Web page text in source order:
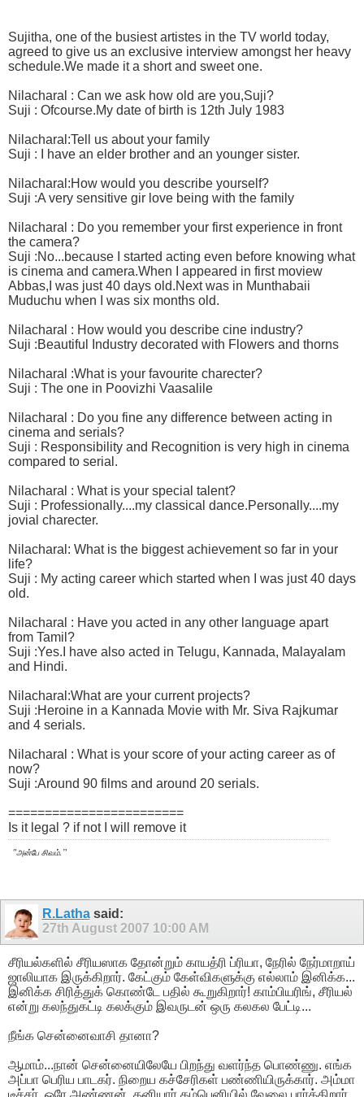
Sujitha, one of the busiest artistes in the TV world today,
agreed to give us an exclusive interview amongst her heavy
schedule.We made it a short and sweet one.
Nilacharal : Can we ask how old are you,Suji?
Suji : Ofcourse.My date of birth is 12th July 1983
Nilacharal:Tell us about your family
Suji : I have an elder brother and an younger sister.
Nilacharal:How would you describe yourself?
Suji :A very sensitive gir love being with the family
Nilacharal : Do you remember your first experience in front
the camera?
Suji :No...because I started acting even before knowing what
is cinema and camera.When I appeared in first moview
Abbas,I was just 40 days old.Next was in Munthabaii
Muduchu when I was six months old.
Nilacharal : How would you describe cine industry?
Suji :Beautiful Industry decorated with Flowers and thorns
Nilacharal :What is your favourite charecter?
Suji : The one in Poovizhi Vaasalile
Nilacharal : Do you fine any difference between acting in
cinema and serials?
Suji : Responsibility and Recognition is very high in cinema
compared to serial.
Nilacharal : What is your special talent?
Suji : Professionally....my classical dance.Personally....my
jovial charecter.
Nilacharal: What is the biggest achievement so far in your
life?
Suji : My acting career which started when I was just 40 days
old.
Nilacharal : Have you acted in any other language apart
from Tamil?
Suji :Yes.I have also acted in Telugu, Kannada, Malayalam
and Hindi.
Nilacharal:What are your current projects?
Suji :Heroine in a Kannada Movie with Mr. Siva Rajkumar
and 4 serials.
Nilacharal : What is your score of your acting career as of
now?
Suji :Around 90 films and around 20 serials.
========================
Is it legal ? if not I will remove it
"அன்பே சிவம்.”
R.Lathasaid:
27th August 2007 10:00 AM
சீரியல்களில் சீரியஸாக தோன்றும் காயத்ரி ப்ரியா, நேரில் நேர்மாறாய்
ஜாலியாக இருக்கிறார். கேட்கும் கேள்விகளுக்கு எல்லாம் இனிக்க...
இனிக்க சிரித்துக் கொண்டே பதில் கூறுகிறார்! காம்பியரிங், சீரியல்
என்று கலந்துகட்டி கலக்கும் இவருடன் ஒரு கலகல பேட்டி...
நீங்க சென்னைவாசி தானா?
ஆமாம்...நான் சென்னையிலேயே பிறந்து வளர்ந்த பொண்ணு. எங்க
அப்பா பெரிய பாடகர். நிறைய கச்சேரிகள் பண்ணியிருக்கார். அம்மா
டீச்சர். ஒரே அண்ணன், தனியார் கம்பெனியில் வேலை பார்க்கிறார்.